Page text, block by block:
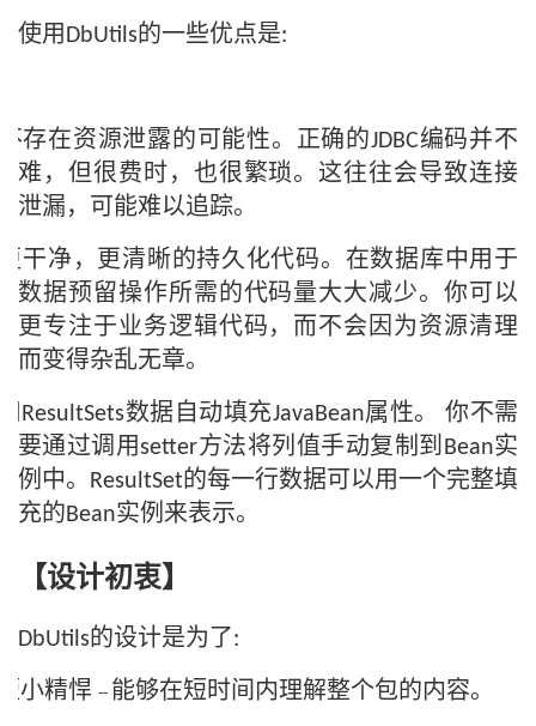
者
堂
我
的
课
程
我
的
认
证
我
的
实
验
我
的
收
藏
支
我
的
术
支
持
我
云
声
建
议
使用 DbUtils的一些优点是:
存在资源泄露的可能性。正确的JDBC编码并不
难，但很费时，也很繁琐。这往往会导致连接
泄漏，可能难以追踪。
干净，更清晰的持久化代码。在数据库中用于
数据预留操作所需的代码量大大减少。你可以
更专注于业务逻辑代码，而不会因为资源清理
而变得杂乱无章。
ResultSets数据自动填充JavaBean属性。
你不需
要通过调用setter方法将列值手动复制到 Bean实
例中。 ResultSet的每一行数据可以用一个完整填
充的Bean实例来表示。
【设计初衷】
DbUtils的设计是为了:
小精悍 -- 能够在短时间内理解整个包的内容。